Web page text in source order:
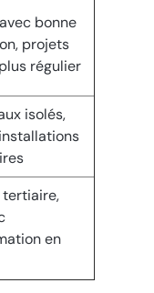
bonne
projets
régulier
isolés,
tertiaire,
en